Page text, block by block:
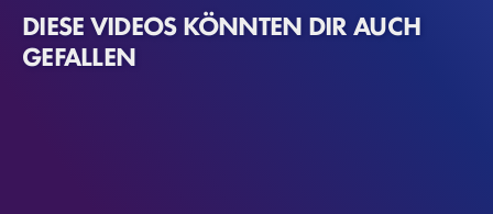
DIESE VIDEOS KÖNNTEN DIR AUCH
GEFALLEN